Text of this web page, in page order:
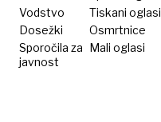
Vodstvo
Dosežki
Sporočila za
javnost
Tiskani oglasi
Osmrtnice
Mali oglasi